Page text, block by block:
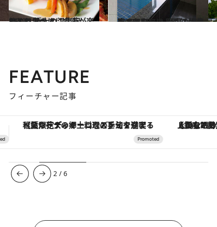
2018.1.7
ひとり気ままに食事が楽しめる 極上の温泉宿 BEST5
旅＆お出かけ 2018.1.9
チェックアウト時刻が遅くてうれしい 至福の温泉宿 BEST5
旅＆お出かけ
FEATURE
フィーチャー記事
【銀座で出合う最旬美容】美髪ケアや上質な眠り…セルフケアのアップデートから、特別な名入れギフトまで。大人のための「ReFa GINZA」クルーズ ヴァシュロン・コンスタンタ
3 /6